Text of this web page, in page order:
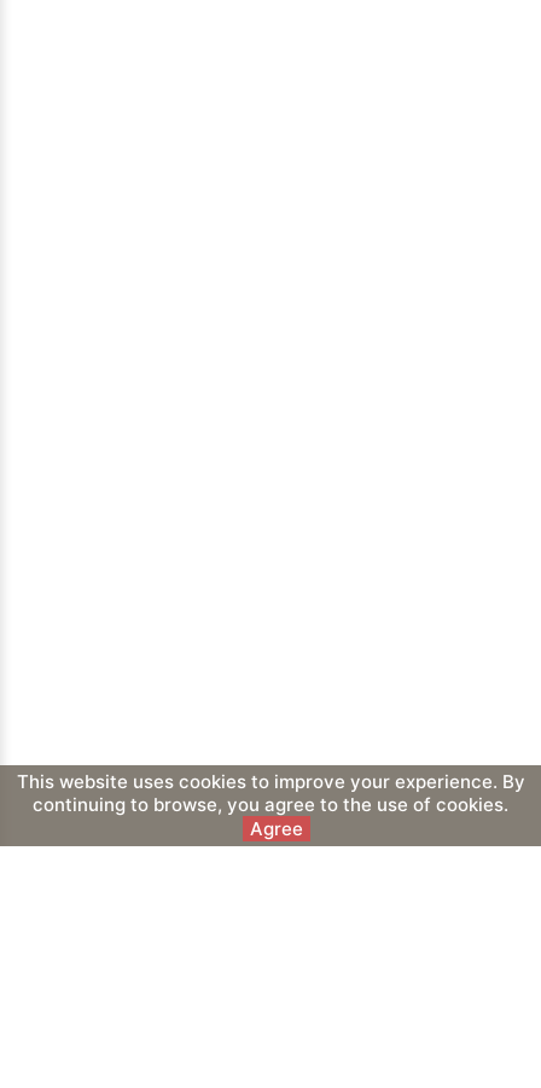
This website uses cookies to improve your experience. By
continuing to browse, you agree to the use of cookies.